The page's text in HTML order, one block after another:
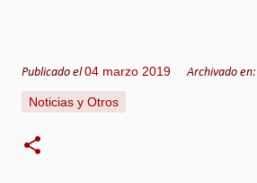
Publicado el04 marzo 2019 Archivado en:
Noticias y Otros